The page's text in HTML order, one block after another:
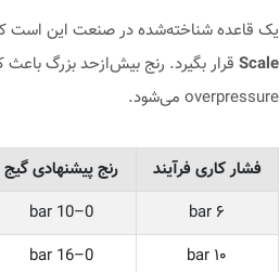
یک قاعده شناخته‌شده در صنعت این است
Scale قرار بگیرد. رنج بیش‌ازحد بزرگ
overpressure می‌شود.
فشار کاری فرآیند رنج پیشنهادی گیج
۶ bar
0–10 bar
۱۰ bar
0–16 bar